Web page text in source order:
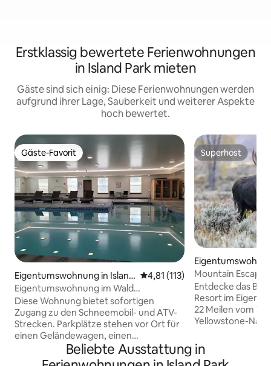
Erstklassig bewertete Ferienwohnungen
in Island Park mieten
Gäste sind sich einig: Diese Ferienwohnungen werden
aufgrund ihrer Lage, Sauberkeit und weiterer Aspekte
hoch bewertet.
Gäste-Favorit
Gäste-Favorit
Eigentumswohnung in Island
Park
Durchschnittliche Bewertung:
4,81 (113)
Eigentumswohnung im Wald
Yellowstone, Golf, Entspannung
Diese Wohnung bietet sofortigen
Zugang zu den Schneemobil- und ATV-
Strecken. Parkplätze stehen vor Ort für
einen Geländewagen, einen
Bootsanhänger oder einen
Schneemobilanhänger zur Verfügung.
Superhost
Superhost
Mountain Escape
des Island Park
Entdecke das
Resort im
22 Meilen vom
Yellowstone-
von
Beliebte Ausstattung in